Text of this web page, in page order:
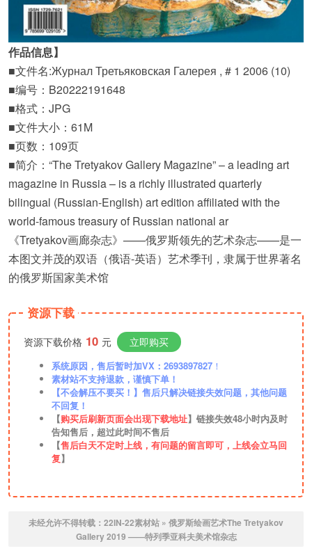
作品信息】
■文件名:Журнал Третьяковская Галерея , # 1 2006 (10)
■编号：B20222191648
■格式：JPG
■文件大小：61M
■页数：109页
■简介：“The Tretyakov Gallery Magazine” – a leading art
magazine in Russia – is a richly illustrated quarterly
bilingual (Russian-English) art edition affiliated with the
world-famous treasury of Russian national ar
《Tretyakov画廊杂志》——俄罗斯领先的艺术杂志——是一
本图文并茂的双语（俄语-英语）艺术季刊，隶属于世界著名
的俄罗斯国家美术馆
资源下载
资源下载价格 10 元 立即购买
系统原因，售后暂时加VX：2693897827 ！
素材站不支持退款，谨慎下单！
【不会解压不要买！】售后只解决链接失效问题，其他问题
不回复！
【购买后刷新页面会出现下载地址】链接失效48小时内及时
告知售后，超过此时间不售后
【售后白天不定时上线，有问题的留言即可，上线会立马回
复】
未经允许不得转载： 22IN-22素材站 » 俄罗斯绘画艺术The Tretyakov
Gallery 2019 ——特列季亚科夫美术馆杂志